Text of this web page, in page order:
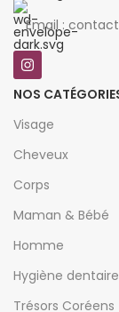
Email :
NOS
Visage
Cheveux
Corps
Maman & Bébé
Homme
Hygiène dentaire
Trésors Coréens